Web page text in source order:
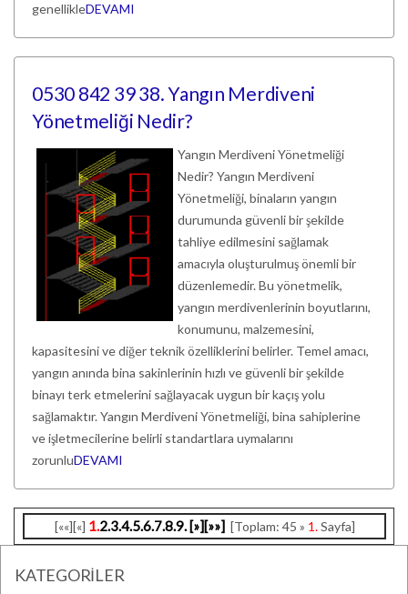
genellikleDEVAMI
0530 842 39 38. Yangın Merdiveni
Yönetmeliği Nedir?
Yangın Merdiveni Yönetmeliği
Nedir? Yangın Merdiveni
Yönetmeliği, binaların yangın
durumunda güvenli bir şekilde
tahliye edilmesini sağlamak
amacıyla oluşturulmuş önemli bir
düzenlemedir. Bu yönetmelik,
yangın merdivenlerinin boyutlarını,
konumunu, malzemesini,
kapasitesini ve diğer teknik özelliklerini belirler. Temel amacı,
yangın anında bina sakinlerinin hızlı ve güvenli bir şekilde
binayı terk etmelerini sağlayacak uygun bir kaçış yolu
sağlamaktır. Yangın Merdiveni Yönetmeliği, bina sahiplerine
ve işletmecilerine belirli standartlara uymalarını
zorunluDEVAMI
[««][«] 1.2.3.4.5.6.7.8.9.[»][»»] [Toplam: 45 » 1.Sayfa]
KATEGORİLER